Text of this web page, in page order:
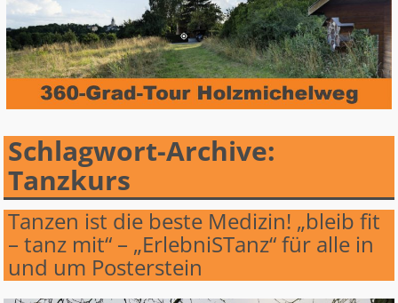
Schlagwort-Archive:
Tanzkurs
Tanzen ist die beste Medizin! „bleib fit
– tanz mit“ – „ErlebniSTanz“ für alle in
und um Posterstein